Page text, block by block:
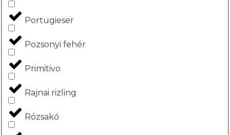
Portugieser
Pozsonyi fehér
Primitivo
Rajnai rizling
Rózsakő